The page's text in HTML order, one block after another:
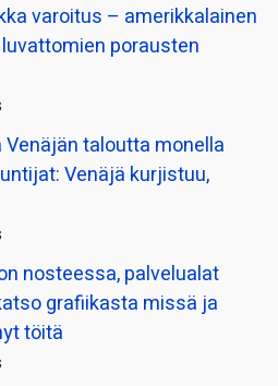
varoitus – amerikkalainen
porausten
Venäjän taloutta monella
Venäjä kurjistuu,
nosteessa, palvelualat
grafiikasta missä ja
töitä